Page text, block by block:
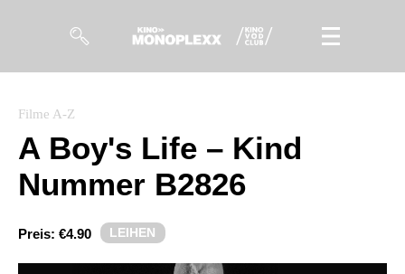
Magazin
Kuratierungen
Events
Filme A-Z
A Boy's Life – Kind
Nummer B2826
Preis: €4.90 LEIHEN